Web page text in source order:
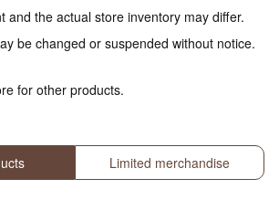
and the actual store inventory may differ.
be changed or suspended without notice.
for other products.
Limited merchandise